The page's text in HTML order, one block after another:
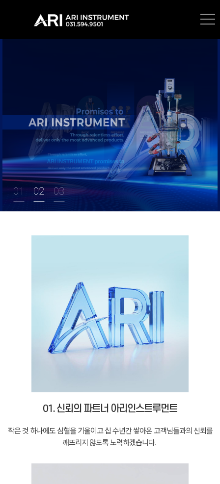
1 2 3
01. 신뢰의 파트너 아리인스트루먼트
작은 것 하나에도 심혈을 기울이고 십 수년간 쌓아온 고객님들과의 신뢰를
깨뜨리지 않도록 노력하겠습니다.